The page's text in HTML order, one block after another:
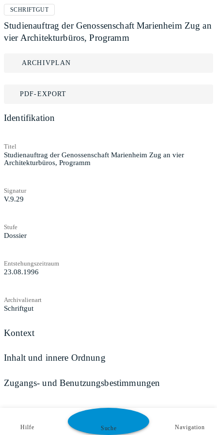
SCHRIFTGUT
Studienauftrag der Genossenschaft Marienheim Zug an
vier Architekturbüros, Programm
ARCHIVPLAN
PDF-EXPORT
Identifikation
Titel
Studienauftrag der Genossenschaft Marienheim Zug an vier
Architekturbüros, Programm
Signatur
V.9.29
Stufe
Dossier
Entstehungszeitraum
23.08.1996
Archivalienart
Schriftgut
Kontext
Inhalt und innere Ordnung
Zugangs- und Benutzungsbestimmungen
Hilfe Suche Navigation